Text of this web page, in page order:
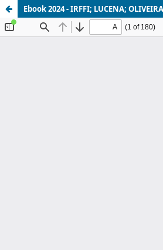
Ebook 2024 - IRFFI; LUCENA;